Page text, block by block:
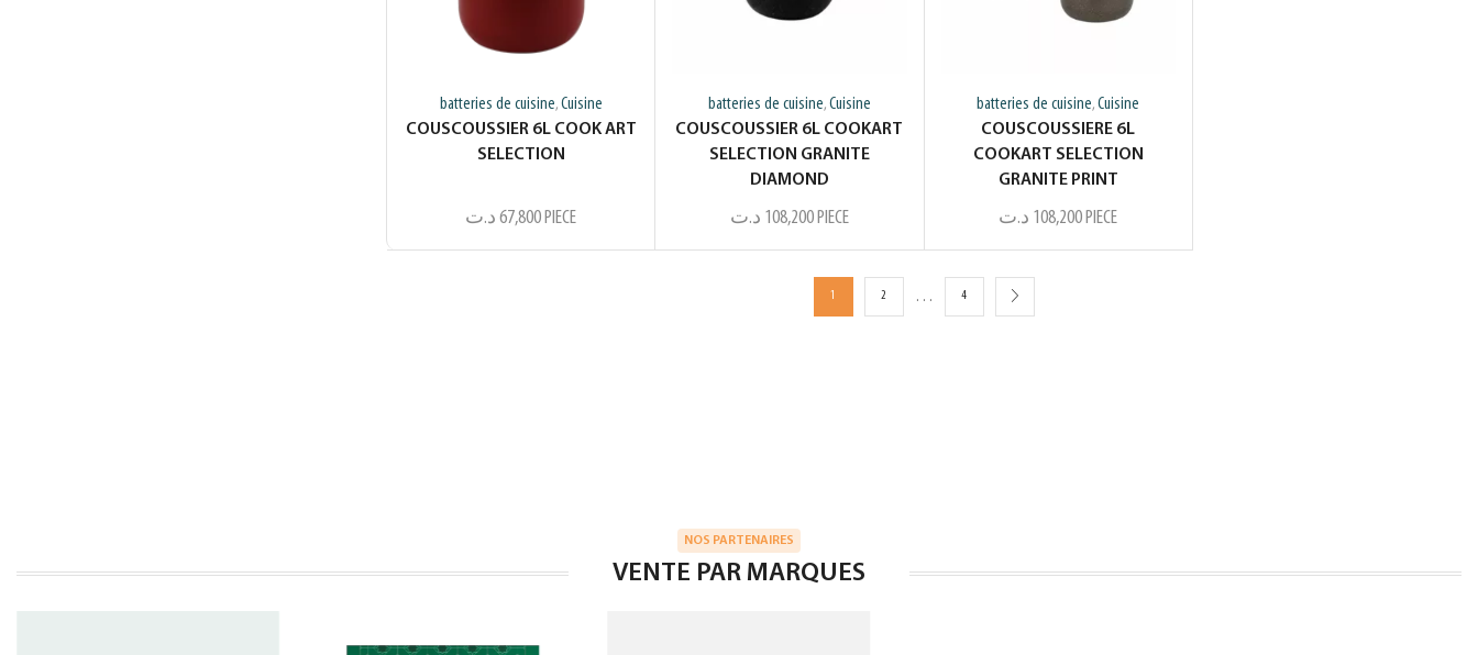
batteries de cuisine, Cuisine
COUSCOUSSIER 6L COOK ART
SELECTION
67,800 د.ت PIECE
batteries de cuisine, Cuisine
COUSCOUSSIER 6L COOKART
SELECTION GRANITE
DIAMOND
108,200 د.ت PIECE
batteries de cuisine,Cuisine
COUSCOUSSIERE 6L
COOKART SELECTION
GRANITE PRINT
108,200 د.ت PIECE
1 2 … 4
NOS PARTENAIRES
VENTE PAR MARQUES